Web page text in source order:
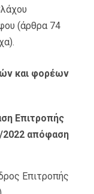
(άρθρα 74
και φορέων
Επιτροπής
2022 απόφαση
Επιτροπής